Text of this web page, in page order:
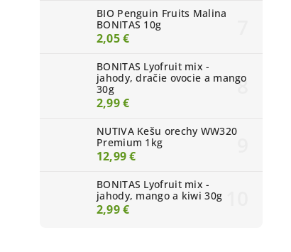
BIO Penguin Fruits Malina
BONITAS 10g
2,05 €
BONITAS Lyofruit mix -
jahody, dračie ovocie a mango
30g
2,99 €
NUTIVA Kešu orechy WW320
Premium 1kg
12,99 €
BONITAS Lyofruit mix -
jahody, mango a kiwi 30g
2,99 €